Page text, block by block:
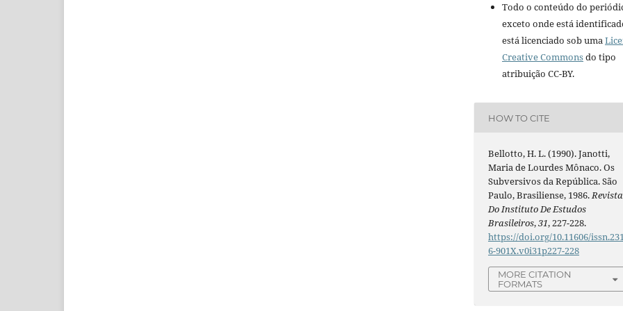
Todo o conteúdo do
exceto onde está
está licenciado sob uma
Creative Commonsdo tipo
atribuição CC-BY.
HOW TO CITE
Bellotto, H. L. (1990). Janotti,
Maria de Lourdes Mônaco. Os
Subversivos da República. São
Paulo, Brasiliense, 1986.Revista
Do Instituto De Estudos
Brasileiros,31, 227-228.
https://doi.org/10.11606/issn.231
6-901X.v0i31p227-228
MORE CITATION
FORMATS